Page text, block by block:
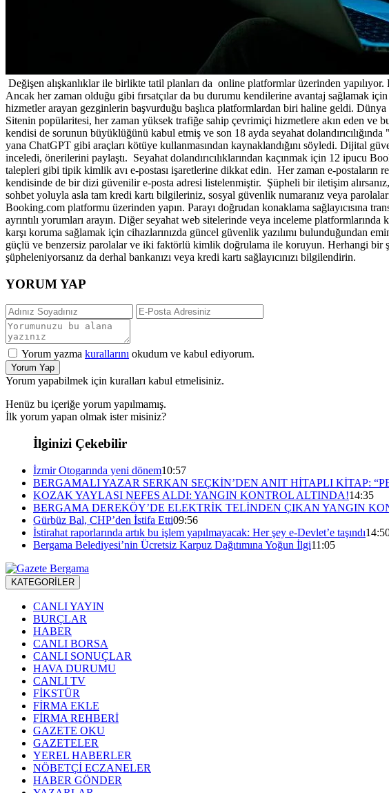
Değişen alışkanlıklar ile birlikte tatil planları da online platformlar üzerinden
Ancak her zaman olduğu gibi fırsatçılar da bu durumu kendilerine avantaj sağlamak
hizmetler arayan gezginlerin başvurduğu başlıca platformlardan biri haline geldi.
Sitenin popülaritesi, her zaman yüksek trafiğe sahip çevrimiçi hizmetlere akın eden ve
kendisi de sorunun büyüklüğünü kabul etmiş ve son 18 ayda seyahat
yana ChatGPT gibi araçları kötüye kullanmasından kaynaklandığını söyledi. Dijital
inceledi, önerilerini paylaştı. Seyahat dolandırıcılıklarından kaçınmak için 12 ipucu
talepleri gibi tipik kimlik avı e-postası işaretlerine dikkat edin. Her zaman e-postaların
kendisinde de bir dizi güvenilir e-posta adresi listelenmiştir. Şüpheli bir iletişim
sohbet yoluyla asla tam kredi kartı bilgileriniz, sosyal güvenlik numaranız veya
Booking.com platformu üzerinden yapın. Parayı doğrudan konaklama sağlayıcısına
ayrıntılı yorumları arayın. Diğer seyahat web sitelerinde veya inceleme
karşı koruma sağlamak için cihazlarınızda güncel güvenlik yazılımı bulunduğundan
güçlü ve benzersiz parolalar ve iki faktörlü kimlik doğrulama ile koruyun. Herhangi bir
şüpheleniyorsanız da derhal bankanızı veya kredi kartı sağlayıcınızı bilgilendirin.
YORUM YAP
Yorum yazma kurallarını okudum ve kabul ediyorum.
Yorum Yap
Yorum yapabilmek için kuralları kabul etmelisiniz.
Henüz bu içeriğe yorum yapılmamış.
İlk yorum yapan olmak ister misiniz?
İlginizi Çekebilir
İzmir Otogarında yeni dönem10:57
BERGAMALI YAZAR SERKAN SEÇKİN’DEN ANIT HİTAPLI KİTAP:
KOZAK YAYLASI NEFES ALDI: YANGIN KONTROL ALTINDA!14:35
BERGAMA DEREKÖY’DE ELEKTRİK TELİNDEN ÇIKAN YANGIN
Gürbüz Bal, CHP’den İstifa Etti09:56
İstirahat raporlarında artık bu işlem yapılmayacak: Her şey e-Devlet’e taşındı
Bergama Belediyesi’nin Ücretsiz Karpuz Dağıtımına Yoğun İlgi11:05
KATEGORİLER
CANLI YAYIN
BURÇLAR
HABER
CANLI BORSA
CANLI SONUÇLAR
HAVA DURUMU
CANLI TV
FİKSTÜR
FİRMA EKLE
FİRMA REHBERİ
GAZETE OKU
GAZETELER
YEREL HABERLER
NÖBETÇİ ECZANELER
HABER GÖNDER